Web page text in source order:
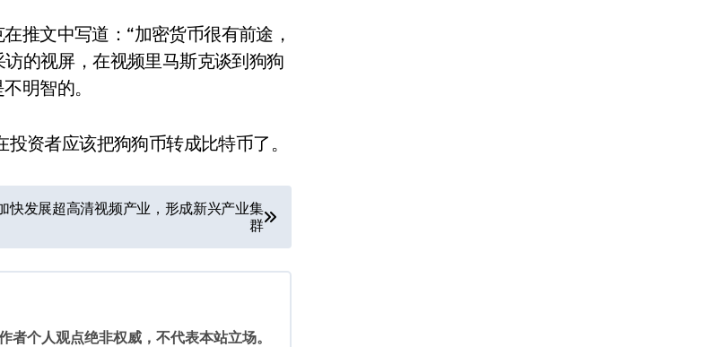
的视屏，在视频里马斯克谈到狗狗
明智的。
资者应该把狗狗币转成比特币了。
快发展超高清视频产业，形成新兴产业集
群
者个人观点绝非权威，不代表本站立场。